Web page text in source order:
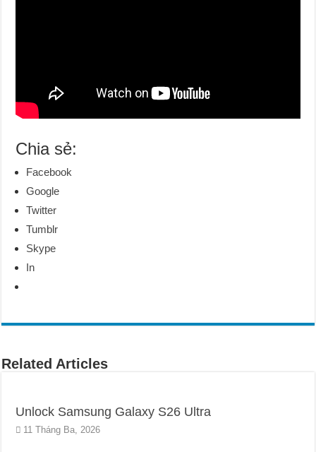
Chia sẻ:
Facebook
Google
Twitter
Tumblr
Skype
In
Related Articles
Unlock Samsung Galaxy S26 Ultra
11 Tháng Ba, 2026